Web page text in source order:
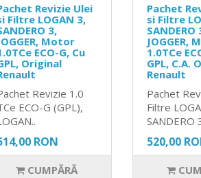
Revizie Ulei
Filtre LOGAN 3,
3,
Motor
ECO-G, Cu
Original
Revizie 1.0
ECO-G (GPL),
RON
CUMPĂRĂ
Pachet
si Filtre
SANDERO
JOGGER,
1.0TCe
GPL, C.A.
Renault
Pachet
Filtre
SANDERO
520,00